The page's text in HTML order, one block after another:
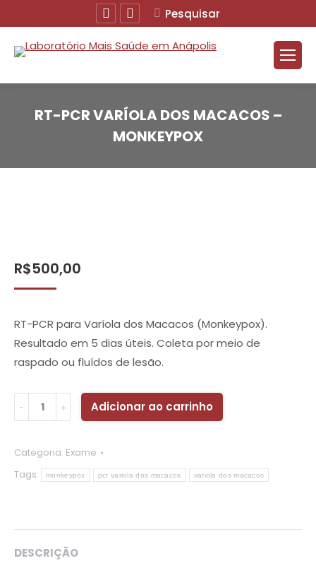
FacebookInstagramBuscar
Pesquisar
RT-PCR VARÍOLA DOS MACACOS –
MONKEYPOX
R$500,00
RT-PCR para Varíola dos Macacos (Monkeypox).
Resultado em 5 dias úteis. Coleta por meio de
raspado ou fluídos de lesão.
Quantidade Adicionar ao carrinho
Categoria: Exame
Tags:
monkeypox pcr variola dos macacos variola dos macacos
DESCRIÇÃO